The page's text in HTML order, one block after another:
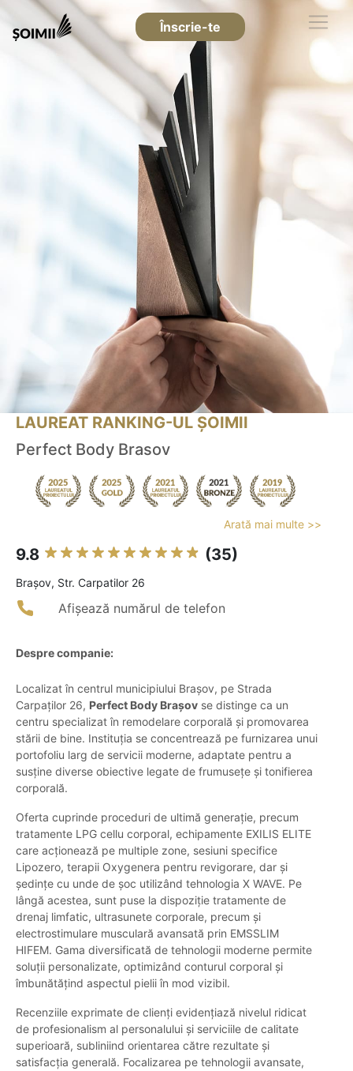
Înscrie-te
LAUREAT RANKING-UL ȘOIMII
Perfect Body Brasov
Arată mai multe >>
9.8 (35)
Braşov, Str. Carpatilor 26
Afișează numărul de telefon
Despre companie:
Localizat în centrul municipiului Brașov, pe Strada
Carpaților 26, Perfect Body Brașov se distinge ca un
centru specializat în remodelare corporală și promovarea
stării de bine. Instituția se concentrează pe furnizarea unui
portofoliu larg de servicii moderne, adaptate pentru a
susține diverse obiective legate de frumusețe și tonifierea
corporală.
Oferta cuprinde proceduri de ultimă generație, precum
tratamente LPG cellu corporal, echipamente EXILIS ELITE
care acționează pe multiple zone, sesiuni specifice
Lipozero, terapii Oxygenera pentru revigorare, dar și
ședințe cu unde de șoc utilizând tehnologia X WAVE. Pe
lângă acestea, sunt puse la dispoziție tratamente de
drenaj limfatic, ultrasunete corporale, precum și
electrostimulare musculară avansată prin EMSSLIM
HIFEM. Gama diversificată de tehnologii moderne permite
soluții personalizate, optimizând conturul corporal și
îmbunătățind aspectul pielii în mod vizibil.
Recenziile exprimate de clienți evidențiază nivelul ridicat
de profesionalism al personalului și serviciile de calitate
superioară, subliniind orientarea către rezultate și
satisfacția generală. Focalizarea pe tehnologii avansate,